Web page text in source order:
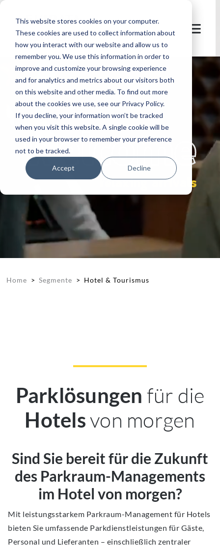
This website stores cookies on your computer.
These cookies are used to collect information about
how you interact with our website and allow us to
remember you. We use this information in order to
improve and customize your browsing experience
and for analytics and metrics about our visitors both
on this website and other media. To find out more
about the cookies we use, see our Privacy Policy.
If you decline, your information won’t be tracked
when you visit this website. A single cookie will be
used in your browser to remember your preference
not to be tracked.
Accept Decline
let's
welcome
relaxing arrivals
Home > Segmente > Hotel & Tourismus
Parklösungen für die
Hotelsvon morgen
Sind Sie bereit für die Zukunft
des Parkraum-Managements
im Hotel von morgen?
Mit leistungsstarkem Parkraum-Management für Hotels
bieten Sie umfassende Parkdienstleistungen für Gäste,
Personal und Lieferanten – einschließlich zentraler